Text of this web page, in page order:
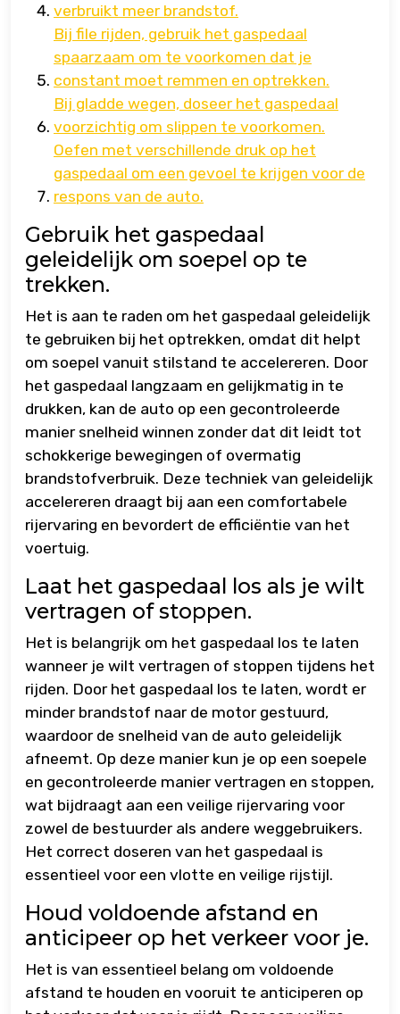
verbruikt meer brandstof.
Bij file rijden, gebruik het gaspedaal
spaarzaam om te voorkomen dat je
constant moet remmen en optrekken.
Bij gladde wegen, doseer het gaspedaal
voorzichtig om slippen te voorkomen.
Oefen met verschillende druk op het
gaspedaal om een gevoel te krijgen voor de
respons van de auto.
Gebruik het gaspedaal
geleidelijk om soepel op te
trekken.
Het is aan te raden om het gaspedaal geleidelijk
te gebruiken bij het optrekken, omdat dit helpt
om soepel vanuit stilstand te accelereren. Door
het gaspedaal langzaam en gelijkmatig in te
drukken, kan de auto op een gecontroleerde
manier snelheid winnen zonder dat dit leidt tot
schokkerige bewegingen of overmatig
brandstofverbruik. Deze techniek van geleidelijk
accelereren draagt bij aan een comfortabele
rijervaring en bevordert de efficiëntie van het
voertuig.
Laat het gaspedaal los als je wilt
vertragen of stoppen.
Het is belangrijk om het gaspedaal los te laten
wanneer je wilt vertragen of stoppen tijdens het
rijden. Door het gaspedaal los te laten, wordt er
minder brandstof naar de motor gestuurd,
waardoor de snelheid van de auto geleidelijk
afneemt. Op deze manier kun je op een soepele
en gecontroleerde manier vertragen en stoppen,
wat bijdraagt aan een veilige rijervaring voor
zowel de bestuurder als andere weggebruikers.
Het correct doseren van het gaspedaal is
essentieel voor een vlotte en veilige rijstijl.
Houd voldoende afstand en
anticipeer op het verkeer voor je.
Het is van essentieel belang om voldoende
afstand te houden en vooruit te anticiperen op